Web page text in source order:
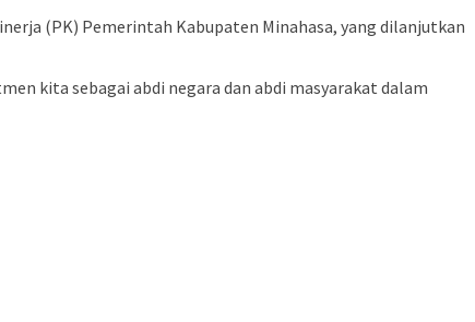
(PK) Pemerintah Kabupaten Minahasa, yang dilanjutkan
kita sebagai abdi negara dan abdi masyarakat dalam